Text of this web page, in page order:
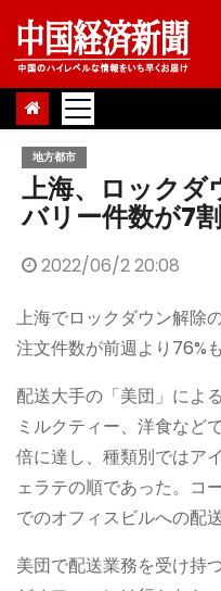
Skip
content
地方都市
上海、ロックダ
バリー件数が7
2022/06/2 20:08
上海でロックダウン解除
注文件数が前週より76%
配送大手の「美団」によ
ミルクティー、洋食など
倍に達し、種類別ではア
ェラテの順であった。コ
でのオフィスビルへの配
美団で配送業務を受け持